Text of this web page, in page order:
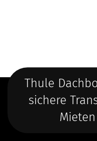
Thule
sichere